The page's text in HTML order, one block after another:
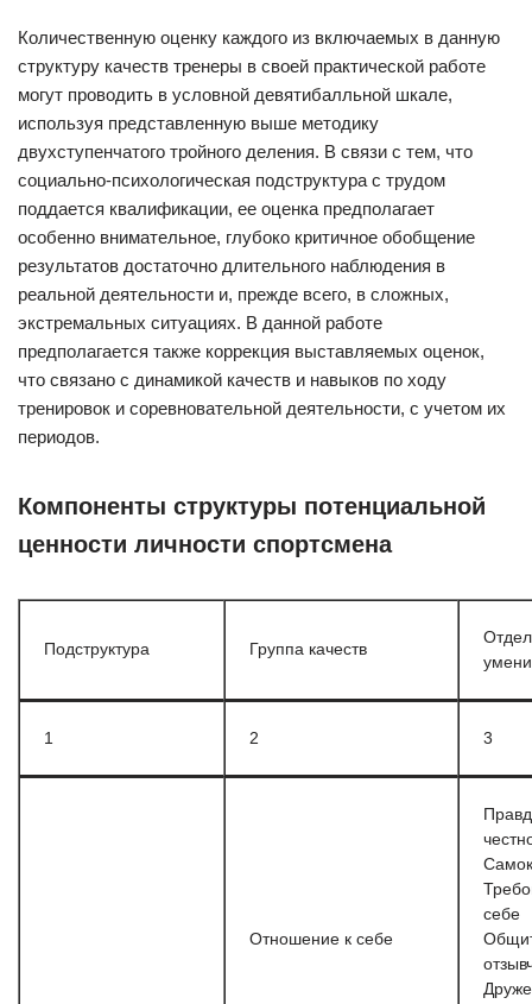
Количественную оценку каждого из включаемых в данную
структуру качеств тренеры в своей практической работе
могут проводить в условной девятибалльной шкале,
используя представленную выше методику
двухступенчатого тройного деления. В связи с тем, что
социально-психологическая подструктура с трудом
поддается квалификации, ее оценка предполагает
особенно внимательное, глубоко критичное обобщение
результатов достаточно длительного наблюдения в
реальной деятельности и, прежде всего, в сложных,
экстремальных ситуациях. В данной работе
предполагается также коррекция выставляемых оценок,
что связано с динамикой качеств и навыков по ходу
тренировок и соревновательной деятельности, с учетом их
периодов.
Компоненты структуры потенциальной
ценности личности спортсмена
Подструктура Группа качеств
1 2 3
Отношение к себе
себе